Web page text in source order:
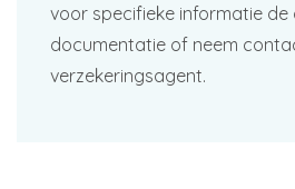
voor specifieke informatie de
documentatie of neem
verzekeringsagent.